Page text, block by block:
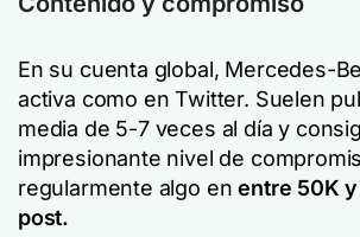
En su cuenta global, Mercedes-
activa como en Twitter. Suelen
media de 5-7 veces al día y
impresionante nivel de
regularmente algo en entre 50K
post.